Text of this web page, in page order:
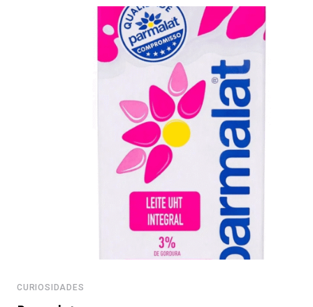
CURIOSIDADES